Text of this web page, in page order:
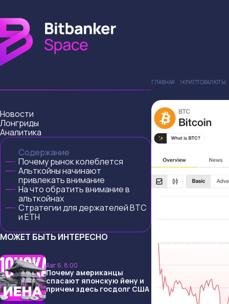
Новости
Лонгриды
Аналитика
Содержание
Почему рынок колеблется
Альткойны начинают
привлекать внимание
На что обратить внимание в
альткойнах
Стратегии для держателей BTC
и ETH
МОЖЕТ БЫТЬ ИНТЕРЕСНО
Авг 6, 8:00
Почему американцы
спасают японскую йену и
причем здесь госдолг США
ГЛАВНАЯ КРИПТОВАЛЮТЫ